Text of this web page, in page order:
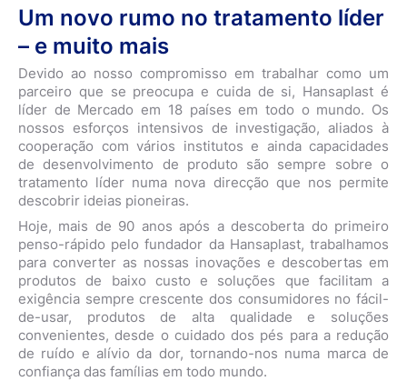
Um novo rumo no tratamento líder
– e muito mais
Devido ao nosso compromisso em trabalhar como um
parceiro que se preocupa e cuida de si, Hansaplast é
líder de Mercado em 18 países em todo o mundo. Os
nossos esforços intensivos de investigação, aliados à
cooperação com vários institutos e ainda capacidades
de desenvolvimento de produto são sempre sobre o
tratamento líder numa nova direcção que nos permite
descobrir ideias pioneiras.
Hoje, mais de 90 anos após a descoberta do primeiro
penso-rápido pelo fundador da Hansaplast, trabalhamos
para converter as nossas inovações e descobertas em
produtos de baixo custo e soluções que facilitam a
exigência sempre crescente dos consumidores no fácil-
de-usar, produtos de alta qualidade e soluções
convenientes, desde o cuidado dos pés para a redução
de ruído e alívio da dor, tornando-nos numa marca de
confiança das famílias em todo mundo.